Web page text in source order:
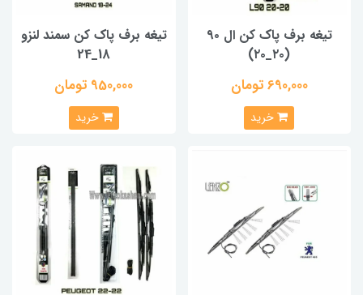
تیغه برف پاک کن ال ۹۰
(۲۰_۲۰)
690,000 تومان
خرید
تیغه برف پاک کن سمند لنزو
18_24
950,000 تومان
خرید